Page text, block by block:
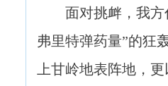
面对挑衅，我方代
弗里特弹药量”的狂
上甘岭地表阵地，